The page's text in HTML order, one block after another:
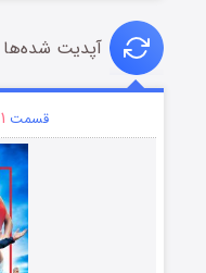
آپدیت شده‌ها
قسمت ۱ (زیرنویس)